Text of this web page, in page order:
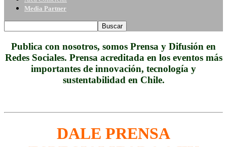
Media Partner
Publica con nosotros, somos Prensa y Difusión en
Redes Sociales. Prensa acreditada en los eventos más
importantes de innovación, tecnología y
sustentabilidad en Chile.
DALE PRENSA